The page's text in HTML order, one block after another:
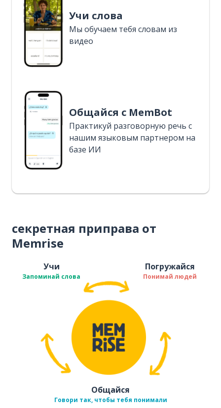
Учи слова
Мы обучаем тебя словам из
видео
Общайся с MemBot
Практикуй разговорную речь с
нашим языковым партнером на
базе ИИ
секретная приправа от
Memrise
Учи
Запоминай слова
Погружайся
Понимай людей
Общайся
Говори так, чтобы тебя понимали